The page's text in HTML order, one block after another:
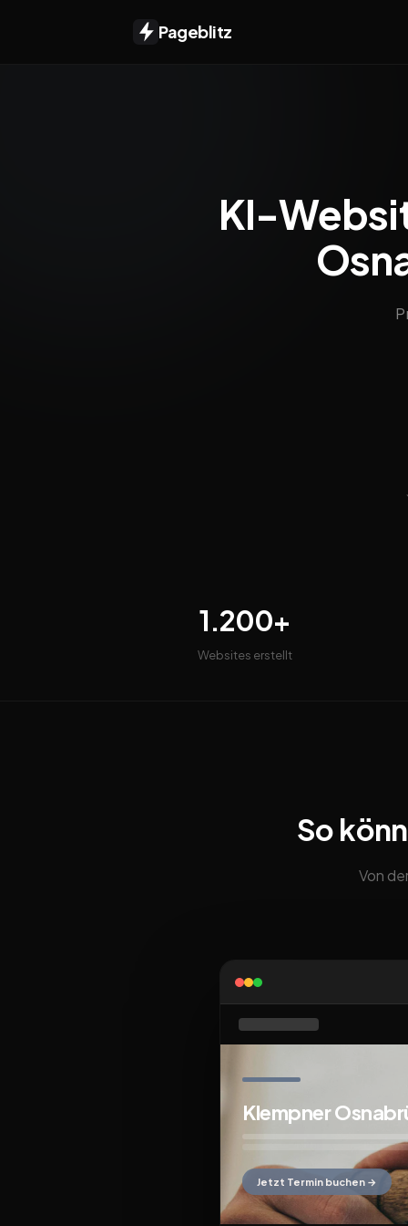
Pageblitz
KI-
1.200+
Websites erstellt
So
Von
Klempner
Jetzt Termin buchen →